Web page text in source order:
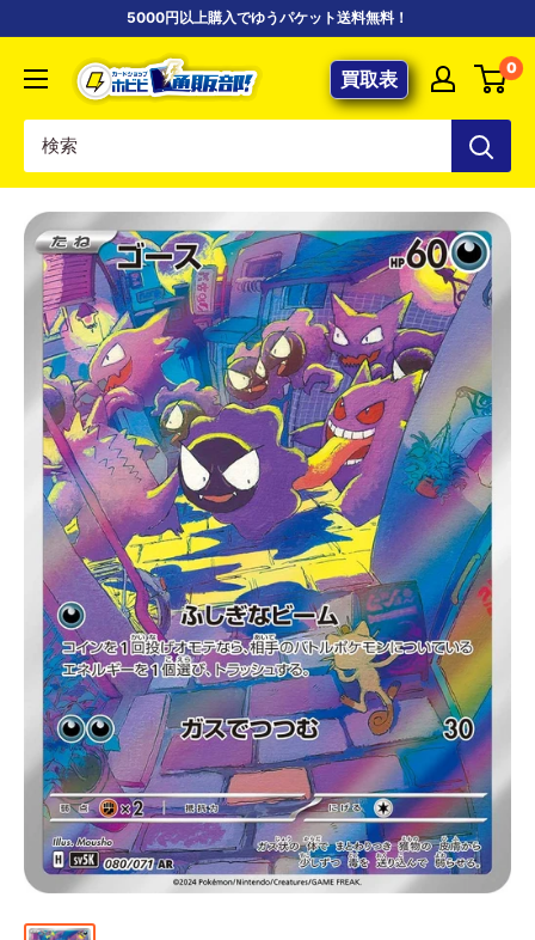
5000円以上購入でゆうパケット送料無料！
【ポ
ケ
専
門
カ
ー
ド
シ
ョ
ッ
プ
ホ
ビ
ビ
通
部
買取表 0